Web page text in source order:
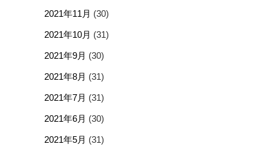
2021年11月 (30)
2021年10月 (31)
2021年9月 (30)
2021年8月 (31)
2021年7月 (31)
2021年6月 (30)
2021年5月 (31)